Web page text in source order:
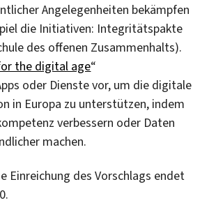
Angelegenheiten bekämpfen
die Initiativen: Integritätspakte
des offenen Zusammenhalts).
the digital age“
oder Dienste vor, um die digitale
in Europa zu unterstützen, indem
verbessern oder Daten
machen.
Einreichung des Vorschlags endet